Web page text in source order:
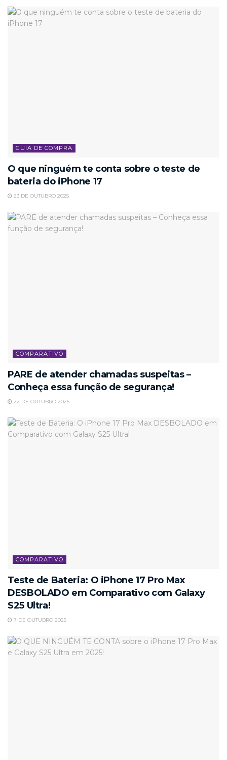
GUIA DE COMPRA
O que ninguém te conta sobre o teste de
bateria do iPhone 17
23 DE OUTUBRO 2025
COMPARATIVO
PARE de atender chamadas suspeitas –
Conheça essa função de segurança!
22 DE OUTUBRO 2025
COMPARATIVO
Teste de Bateria: O iPhone 17 Pro Max
DESBOLADO em Comparativo com Galaxy
S25 Ultra!
7 DE OUTUBRO 2025